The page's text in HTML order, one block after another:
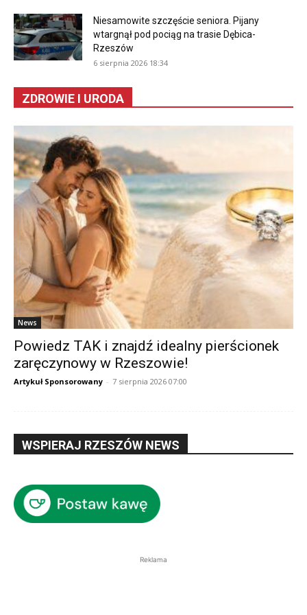
Niesamowite szczęście seniora. Pijany
wtargnął pod pociąg na trasie Dębica-
Rzeszów
6 sierpnia 2026 18:34
ZDROWIE I URODA
News
Powiedz TAK i znajdź idealny pierścionek
zaręczynowy w Rzeszowie!
Artykuł Sponsorowany - 7 sierpnia 2026 07:00
WSPIERAJ RZESZÓW NEWS
Reklama